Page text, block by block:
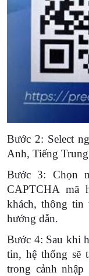
Bước 2: Select
Anh, Tiếng
Bước 3: Chọn
CAPTCHA mã
khách, thông tin
hướng dẫn.
Bước 4: Sau khi
tin, hệ thống sẽ
trong cảnh